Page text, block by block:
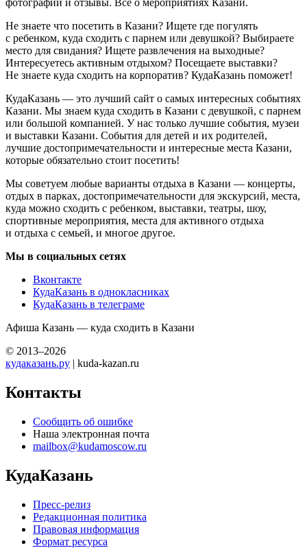
фотографии и отзывы. Всё о мероприятиях Казани.
Не знаете что посетить в Казани? Ищете где погулять
с ребенком, куда сходить с парнем или девушкой? Выбираете
место для свидания? Ищете развлечения на выходные?
Интересуетесь активным отдыхом? Посещаете выставки?
Не знаете куда сходить на корпоратив? КудаКазань поможет!
КудаКазань — это лучший сайт о самых интересных событиях
Казани. Мы знаем куда сходить в Казани с девушкой, с парнем
или большой компанией. У нас только лучшие события, музеи
и выставки Казани. События для детей и их родителей,
лучшие достопримечательности и интересные места Казани,
которые обязательно стоит посетить!
Мы советуем любые варианты отдыха в Казани — концерты,
отдых в парках, достопримечательности для экскурсий, места,
куда можно сходить с ребенком, выставки, театры, шоу,
спортивные мероприятия, места для активного отдыха
и отдыха с семьей, и многое другое.
Мы в социальных сетях
Вконтакте
КудаКазань в однокласниках
КудаКазань в телеграме
Афиша Казань — куда сходить в Казани
© 2013–2026
кудаказань.ру | kuda-kazan.ru
Контакты
Сообщить об ошибке
Наша электронная почта
mailbox@kudamoscow.ru
КудаКазань
Пресс-релиз
Редакционная политика
Правовая информация
Формат ресурса